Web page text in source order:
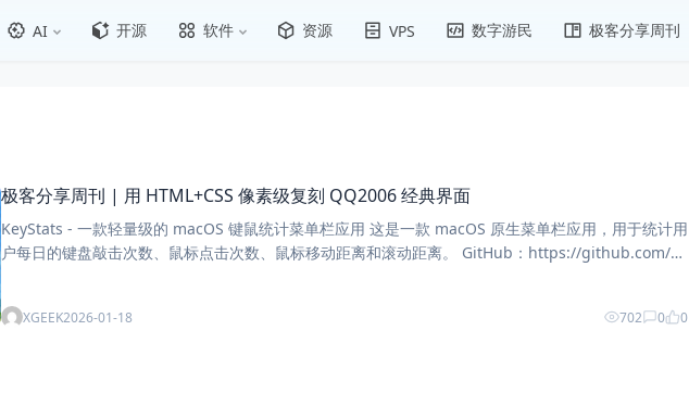
AI 开源 软件 资源 VPS 数字游民 极客分享周刊
极客分享周刊 | 用 HTML+CSS 像素级复刻 QQ2006 经典界面
KeyStats - 一款轻量级的 macOS 键鼠统计菜单栏应用 这是一款 macOS 原生菜单栏应用，用于统计用
户每日的键盘敲击次数、鼠标点击次数、鼠标移动距离和滚动距离。 GitHub：https://github.com/d
XGEEK2026-01-18 702 0 0